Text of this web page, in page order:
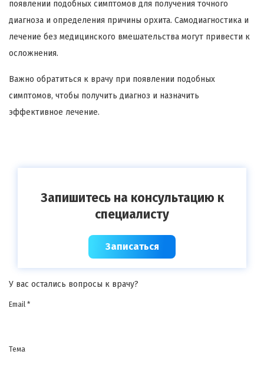
появлении подобных симптомов для получения точного
диагноза и определения причины орхита. Самодиагностика и
лечение без медицинского вмешательства могут привести к
осложнения.
Важно обратиться к врачу при появлении подобных
симптомов, чтобы получить диагноз и назначить
эффективное лечение.
Запишитесь на консультацию к
специалисту
Записаться
У вас остались вопросы к врачу?
Email *
Тема